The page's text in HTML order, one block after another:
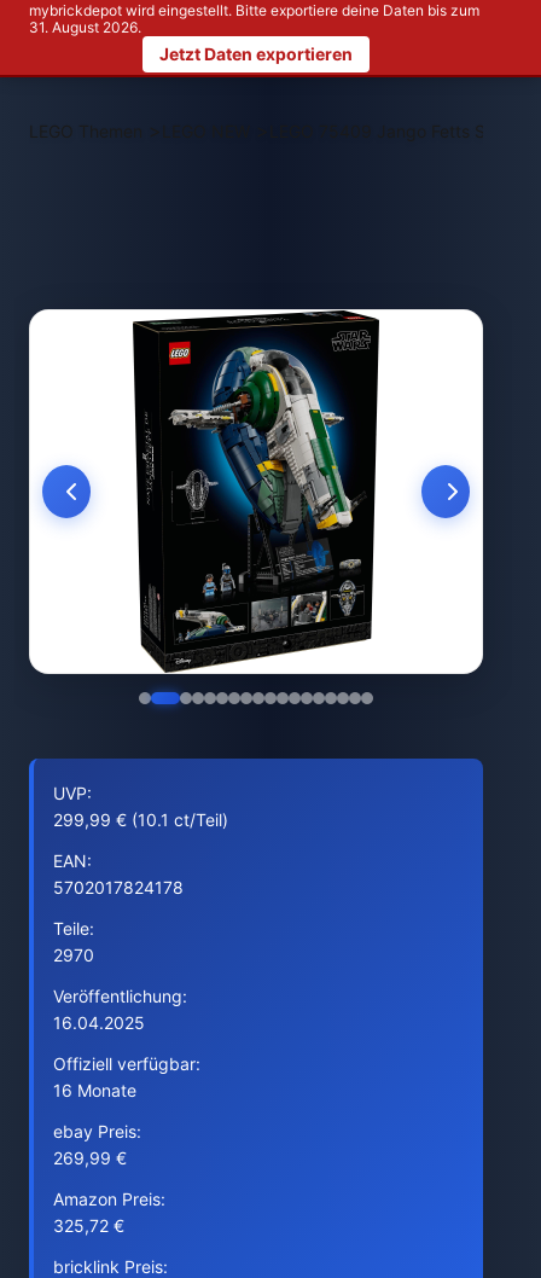
mybrickdepot wird eingestellt. Bitte exportiere deine Daten bis zum
31. August 2026.
Jetzt Daten exportieren
LEGO Themen > LEGO 75409 Jango Fetts
UVP:
299,99 € (10.1 ct/Teil)
EAN:
5702017824178
Teile:
2970
Veröffentlichung:
16.04.2025
Offiziell verfügbar:
16 Monate
ebay Preis:
269,99 €
Amazon Preis:
325,72 €
bricklink Preis: